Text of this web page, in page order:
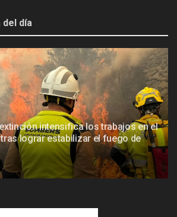
día
intensifica los trabajos en el
lograr estabilizar el fuego de